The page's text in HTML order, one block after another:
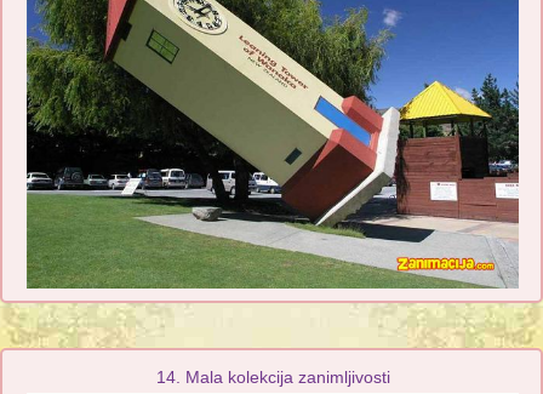
14. Mala kolekcija zanimljivosti